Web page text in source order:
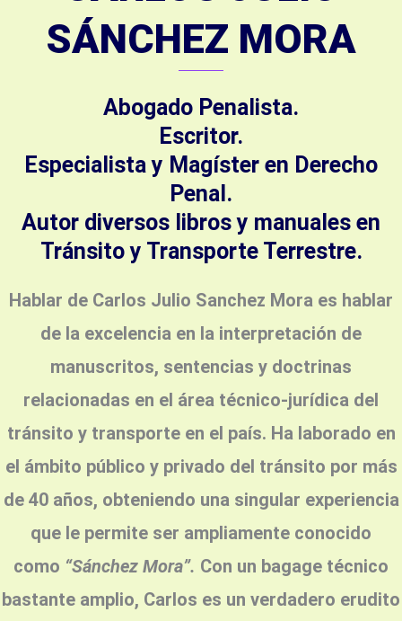
SÁNCHEZ MORA
Abogado Penalista.
Escritor.
Especialista y Magíster en Derecho
Penal.
Autor diversos libros y manuales en
Tránsito y Transporte Terrestre.
Hablar de Carlos Julio Sanchez Mora es hablar
de la excelencia en la interpretación de
manuscritos, sentencias y doctrinas
relacionadas en el área técnico-jurídica del
tránsito y transporte en el país. Ha laborado en
el ámbito público y privado del tránsito por más
de 40 años, obteniendo una singular experiencia
que le permite ser ampliamente conocido
como “Sánchez Mora”. Con un bagage técnico
bastante amplio, Carlos es un verdadero erudito